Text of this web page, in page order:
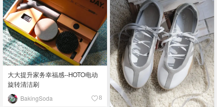
大大提升家务幸福感--HOTO电动
旋转清洁刷
BakingSoda 8